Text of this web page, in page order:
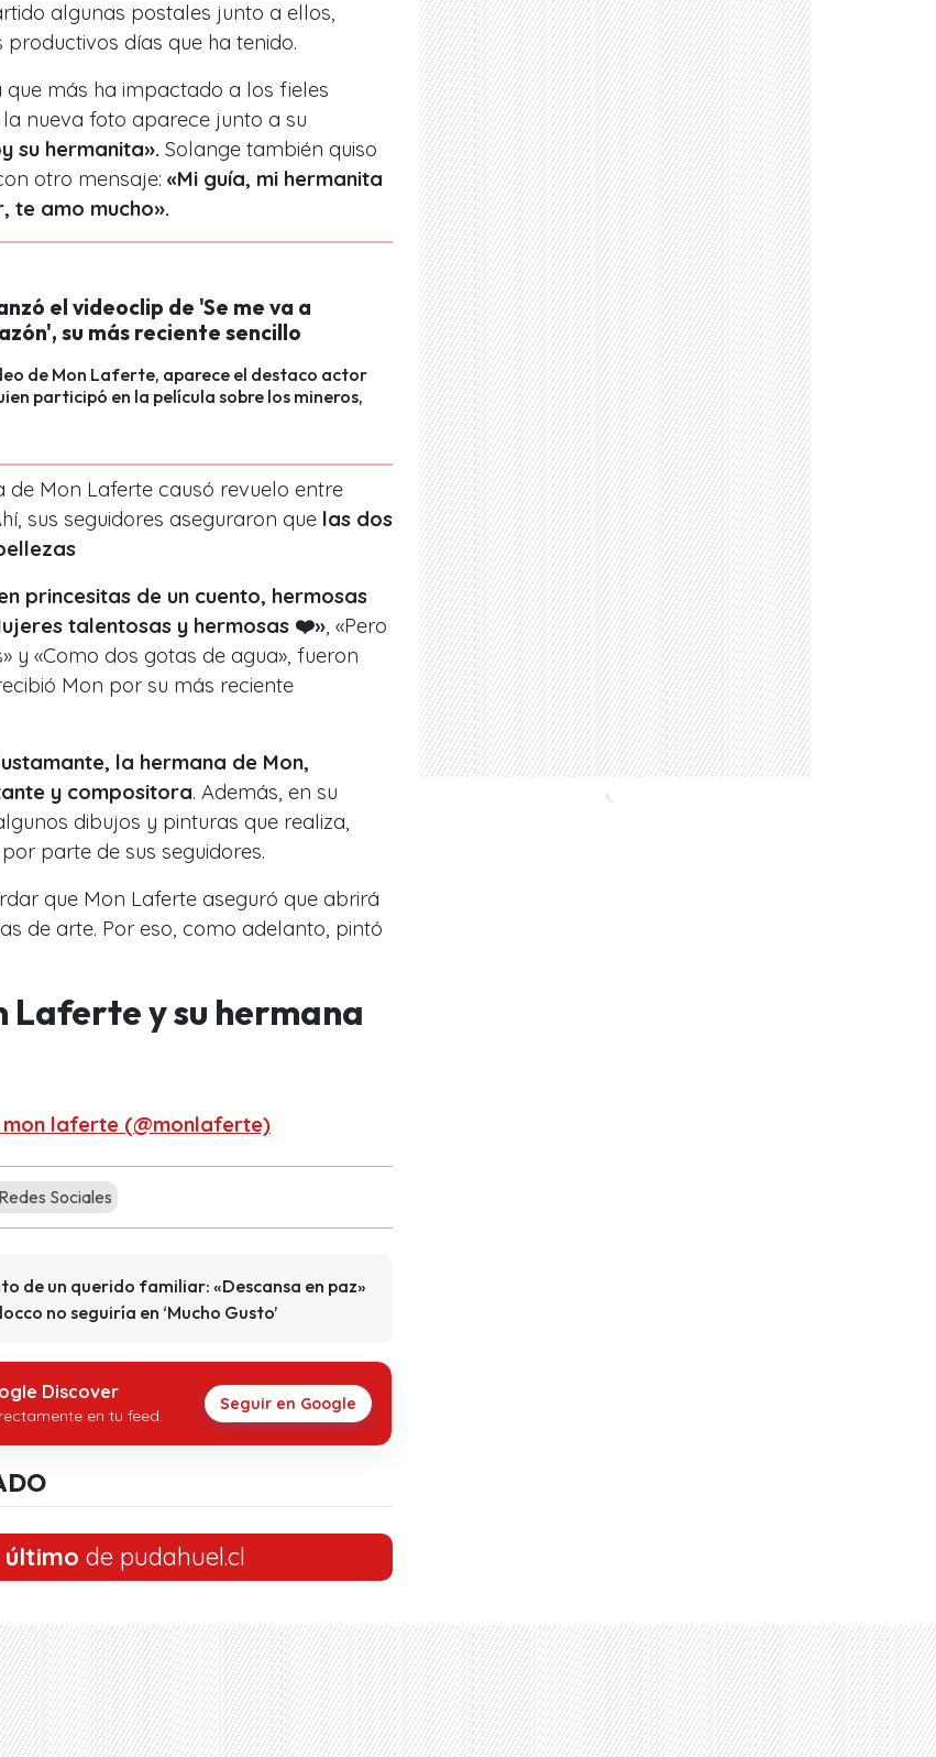
algunas postales junto a ellos,
días que ha tenido.
más ha impactado a los fieles
la nueva foto aparece junto a su
su hermanita». Solange también quiso
otro mensaje: «Mi guía, mi hermanita
te amo mucho».
el videoclip de 'Se me va a
su más reciente sencillo
de Mon Laferte, aparece el destaco actor
participó en la película sobre los mineros,
Mon Laferte causó revuelo entre
sus seguidores aseguraron que las dos
princesitas de un cuento, hermosas
talentosas y hermosas ❤️», «Pero
y «Como dos gotas de agua», fueron
Mon por su más reciente
la hermana de Mon,
y compositora. Además, en su
dibujos y pinturas que realiza,
parte de sus seguidores.
que Mon Laferte aseguró que abrirá
de arte. Por eso, como adelanto, pintó
Laferte y su hermana
laferte (@monlaferte)
Redes Sociales
de un querido familiar: «Descansa en paz»
no seguiría en ‘Mucho Gusto’
Discover
en tu feed.
Seguir en Google
último de pudahuel.cl